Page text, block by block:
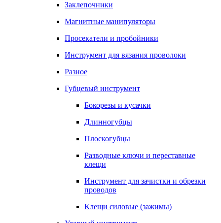
Заклепочники
Магнитные манипуляторы
Просекатели и пробойники
Инструмент для вязания проволоки
Разное
Губцевый инструмент
Бокорезы и кусачки
Длинногубцы
Плоскогубцы
Разводные ключи и переставные
клещи
Инструмент для зачистки и обрезки
проводов
Клещи силовые (зажимы)